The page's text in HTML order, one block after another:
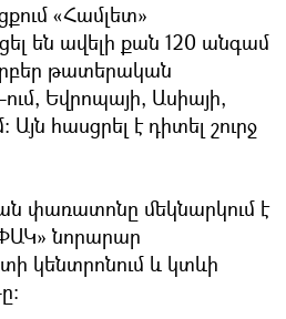
«Համլետ»
են ավելի քան 120 անգամ
թատերական
Եվրոպայի, Ասիայի,
Այն հասցրել է դիտել շուրջ
փառատոնը մեկնարկում է
նորարար
կենտրոնում և կտևի